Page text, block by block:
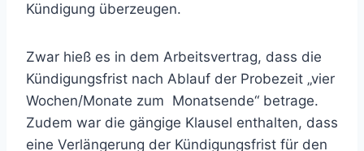
Kündigung überzeugen.
Zwar hieß es in dem Arbeitsvertrag, dass die
Kündigungsfrist nach Ablauf der Probezeit „vier
Wochen/Monate zum Monatsende“ betrage.
Zudem war die gängige Klausel enthalten, dass
eine Verlängerung der Kündigungsfrist für den